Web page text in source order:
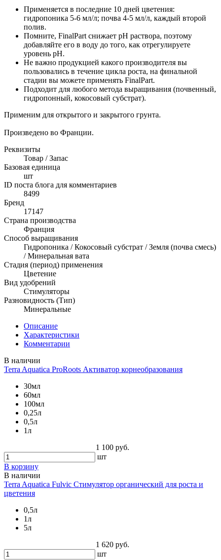
Применяется в последние 10 дней цветения:
гидропоника 5-6 мл/л; почва 4-5 мл/л, каждый второй
полив.
Помните, FinalPart снижает рН раствора, поэтому
добавляйте его в воду до того, как отрегулируете
уровень рН.
Не важно продукцией какого производителя вы
пользовались в течение цикла роста, на финальной
стадии вы можете применять FinalPart.
Подходит для любого метода выращивания (почвенный,
гидропонный, кокосовый субстрат).
Применим для открытого и закрытого грунта.
Произведено во Франции.
Реквизиты
Товар / Запас
Базовая единица
шт
ID поста блога для комментариев
8499
Бренд
17147
Страна производства
Франция
Способ выращивания
Гидропоника / Кокосовый субстрат / Земля (почва смесь)
/ Минеральная вата
Стадия (период) применения
Цветение
Вид удобрений
Стимуляторы
Разновидность (Тип)
Минеральные
Описание
Характеристики
Комментарии
В наличии
Terra Aquatica ProRoots Активатор корнеобразования
30мл
60мл
100мл
0,25л
0,5л
1л
1 100 руб.
шт
В корзину
В наличии
Terra Aquatica Fulvic Стимулятор органический для роста и
цветения
0,5л
1л
5л
1 620 руб.
шт